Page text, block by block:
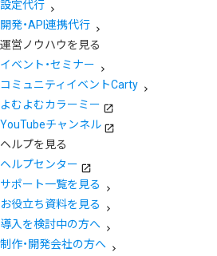
設定代行
開発・API連携代行
運営ノウハウを見る
イベント・セミナー
コミュニティイベントCarty
よむよむカラーミー
YouTubeチャンネル
ヘルプを見る
ヘルプセンター
サポート一覧を見る
お役立ち資料を見る
導入を検討中の方へ
制作・開発会社の方へ